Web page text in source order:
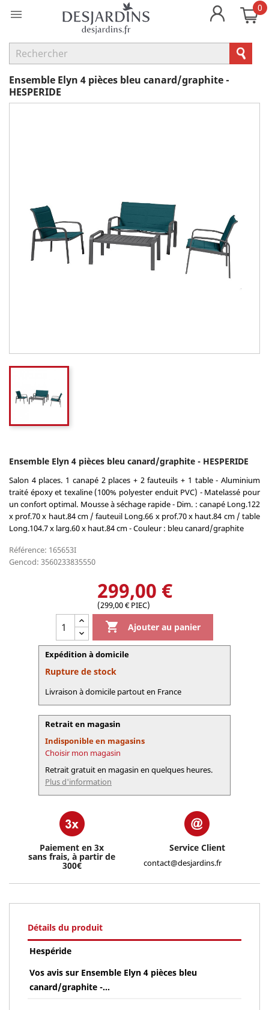
 0
Ensemble Elyn 4 pièces bleu canard/graphite -
HESPERIDE
Ensemble Elyn 4 pièces bleu canard/graphite - HESPERIDE
Salon 4 places. 1 canapé 2 places + 2 fauteuils + 1 table - Aluminium
traité époxy et texaline (100% polyester enduit PVC) - Matelassé pour
un confort optimal. Mousse à séchage rapide - Dim. : canapé Long.122
x prof.70 x haut.84 cm / fauteuil Long.66 x prof.70 x haut.84 cm / table
Long.104.7 x larg.60 x haut.84 cm - Couleur : bleu canard/graphite
Référence: 165653I
Gencod: 3560233835550
299,00 €
(299,00 € PIEC)
 Ajouter au panier
Expédition à domicile
Rupture de stock
Livraison à domicile partout en France
Retrait en magasin
Indisponible en magasins
Choisir mon magasin
Retrait gratuit en magasin en quelques heures.
Plus d'information
Paiement en 3x
sans frais, à partir de
300€
Service Client
contact@desjardins.fr
Détails du produit
Hespéride
Vos avis sur Ensemble Elyn 4 pièces bleu
canard/graphite -...